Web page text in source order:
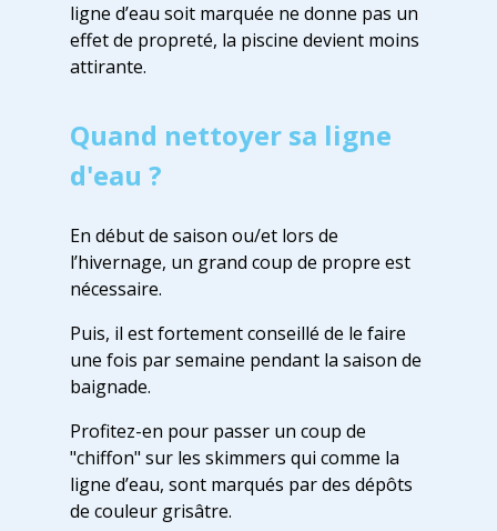
ligne d’eau soit marquée ne donne pas un
effet de propreté, la piscine devient moins
attirante.
Quand nettoyer sa ligne
d'eau ?
En début de saison ou/et lors de
l’hivernage, un grand coup de propre est
nécessaire.
Puis, il est fortement conseillé de le faire
une fois par semaine pendant la saison de
baignade.
Profitez-en pour passer un coup de
"chiffon" sur les skimmers qui comme la
ligne d’eau, sont marqués par des dépôts
de couleur grisâtre.